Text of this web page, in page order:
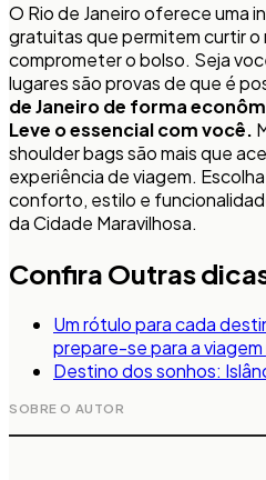
O Rio de Janeiro oferece uma
gratuitas que permitem curtir o
comprometer o bolso. Seja
lugares são provas de que é
de Janeiro de forma
Leve o essencial com você.
shoulder bags são mais que
experiência de viagem.
conforto, estilo e
da Cidade Maravilhosa.
Confira Outras
Um rótulo para cada
prepare-se para a
Destino dos sonhos:
SOBRE O AUTOR